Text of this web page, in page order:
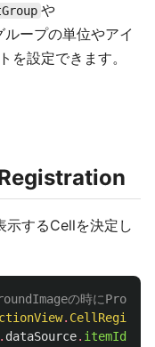
や
ープの単位やアイ
を設定できます。
するCellを決定し
の時に
.
. dataSource.